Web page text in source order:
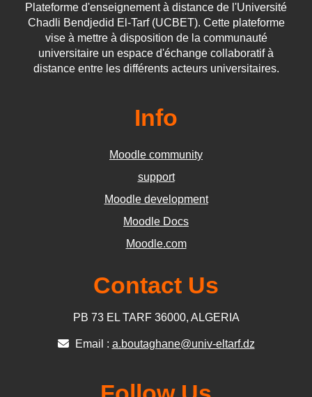
Plateforme d'enseignement à distance de l'Université
Chadli Bendjedid El-Tarf (UCBET). Cette plateforme
vise à mettre à disposition de la communauté
universitaire un espace d'échange collaboratif à
distance entre les différents acteurs universitaires.
Info
Moodle community
support
Moodle development
Moodle Docs
Moodle.com
Contact Us
PB 73 EL TARF 36000, ALGERIA
Email : a.boutaghane@univ-eltarf.dz